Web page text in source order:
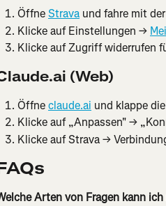
Öffne Strava und fahre mit
Klicke auf Einstellungen →
Klicke auf Zugriff widerrufen
(Web)
Öffne claude.ai und klappe
Klicke auf „Anpassen" →
Klicke auf Strava →
Arten von Fragen kann